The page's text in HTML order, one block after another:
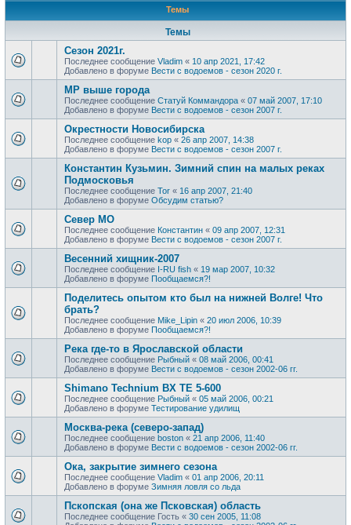
Темы
Темы
Сезон 2021г.
Последнее сообщение Vladim « 10 апр 2021, 17:42
Добавлено в форуме Вести с водоемов - сезон 2020 г.
МР выше города
Последнее сообщение Статуй Коммандора « 07 май 2007, 17:10
Добавлено в форуме Вести с водоемов - сезон 2007 г.
Окрестности Новосибирска
Последнее сообщение kop « 26 апр 2007, 14:38
Добавлено в форуме Вести с водоемов - сезон 2007 г.
Константин Кузьмин. Зимний спин на малых реках
Подмосковья
Последнее сообщение Tor « 16 апр 2007, 21:40
Добавлено в форуме Обсудим статью?
Север МО
Последнее сообщение Константин « 09 апр 2007, 12:31
Добавлено в форуме Вести с водоемов - сезон 2007 г.
Весенний хищник-2007
Последнее сообщение I-RU fish « 19 мар 2007, 10:32
Добавлено в форуме Пообщаемся?!
Поделитесь опытом кто был на нижней Волге! Что
брать?
Последнее сообщение Mike_Lipin « 20 июл 2006, 10:39
Добавлено в форуме Пообщаемся?!
Река где-то в Ярославской области
Последнее сообщение Рыбный « 08 май 2006, 00:41
Добавлено в форуме Вести с водоемов - сезон 2002-06 гг.
Shimano Technium BX TE 5-600
Последнее сообщение Рыбный « 05 май 2006, 00:21
Добавлено в форуме Тестирование удилищ
Москва-река (северо-запад)
Последнее сообщение boston « 21 апр 2006, 11:40
Добавлено в форуме Вести с водоемов - сезон 2002-06 гг.
Ока, закрытие зимнего сезона
Последнее сообщение Vladim « 01 апр 2006, 20:11
Добавлено в форуме Зимняя ловля со льда
Пскопская (она же Псковская) область
Последнее сообщение Гость « 30 сен 2005, 11:08